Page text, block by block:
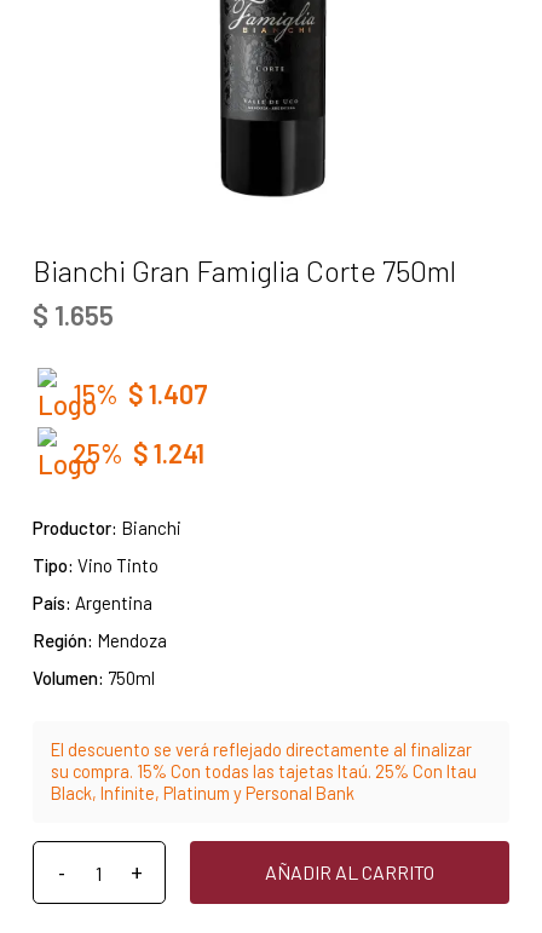
Bianchi Gran Famiglia Corte 750ml
$ 1.655
15% $1.407
25% $1.241
Productor: Bianchi
Tipo: Vino Tinto
País: Argentina
Región: Mendoza
Volumen: 750ml
El descuento se verá reflejado directamente al finalizar
su compra. 15% Con todas las tajetas Itaú. 25% Con Itau
Black, Infinite, Platinum y Personal Bank
AÑADIR AL CARRITO